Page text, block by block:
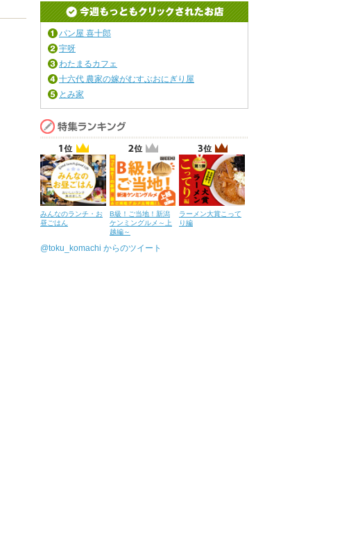
パン屋 喜十郎
宇呀
わたまるカフェ
十六代 農家の嫁がむすぶおにぎり屋
とみ家
みんなのランチ・お
昼ごはん
B級！ご当地！新潟
ケンミングルメ～上
越編～
ラーメン大賞こって
り編
@toku_komachi からのツイート